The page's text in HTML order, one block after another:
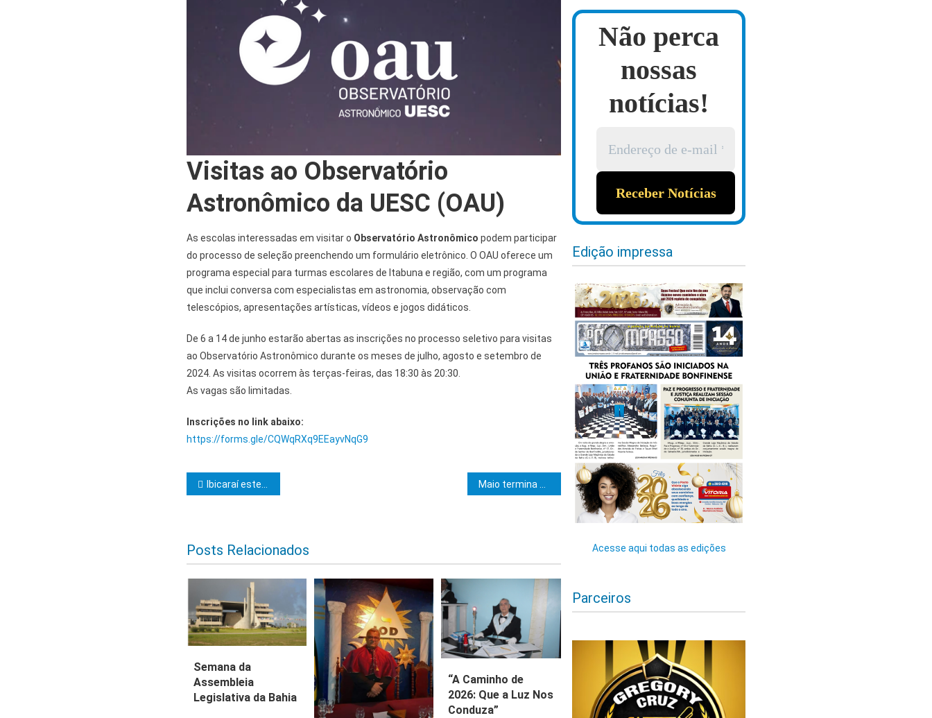
Visitas ao Observatório
Astronômico da UESC (OAU)
As escolas interessadas em visitar o Observatório Astronômico podem participar
do processo de seleção preenchendo um formulário eletrônico. O OAU oferece um
programa especial para turmas escolares de Itabuna e região, com um programa
que inclui conversa com especialistas em astronomia, observação com
telescópios, apresentações artísticas, vídeos e jogos didáticos.
De 6 a 14 de junho estarão abertas as inscrições no processo seletivo para visitas
ao Observatório Astronômico durante os meses de julho, agosto e setembro de
2024. As visitas ocorrem às terças-feiras, das 18:30 às 20:30.
As vagas são limitadas.
Inscrições no link abaixo:
https://forms.gle/CQWqRXq9EEayvNqG9
Navegação de Post
Ibicaraí esteve representada no 1º Encontro de Agentes de Crédito e Interlocutores do Litoral Sul
Posts Relacionados
Semana da
Assembleia
Legislativa da Bahia
“A Caminho de
2026: Que a Luz Nos
Conduza”
Não perca
nossas
notícias!
Edição impressa
Acesse aqui todas as edições
Parceiros